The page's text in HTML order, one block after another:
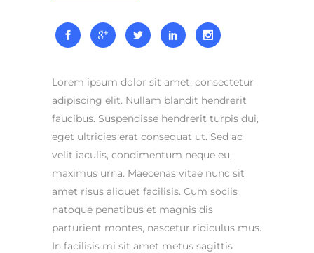
Lorem ipsum dolor sit amet, consectetur
adipiscing elit. Nullam blandit hendrerit
faucibus. Suspendisse hendrerit turpis dui,
eget ultricies erat consequat ut. Sed ac
velit iaculis, condimentum neque eu,
maximus urna. Maecenas vitae nunc sit
amet risus aliquet facilisis. Cum sociis
natoque penatibus et magnis dis
parturient montes, nascetur ridiculus mus.
In facilisis mi sit amet metus sagittis